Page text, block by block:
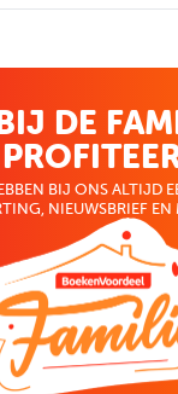
DE
BIJ ONS ALTIJD
NIEUWSBRIEF EN